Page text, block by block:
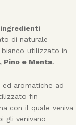
ingredienti
di naturale
utilizzato in
Pino e Menta.
aromatiche ad
fin
con il quale veniva
gli venivano